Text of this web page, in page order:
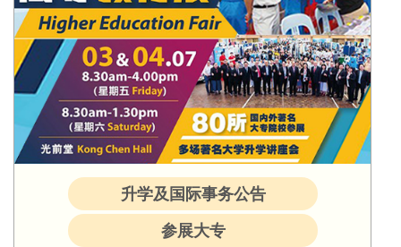
升学及国际事务公告
参展大专